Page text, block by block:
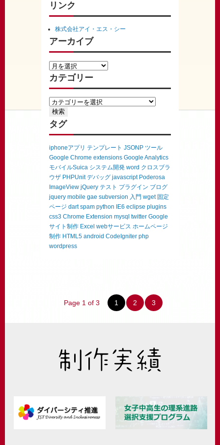
リンク
株式会社アイ・エス・シー
アーカイブ
カテゴリー
タグ
iphoneアプリ テンプレート JSONP ツール
Google Chrome extensions Google Analytics
モバイルSuica システム開発 word クロスブラ
ウザ PHPUnit デバッグ javascript Poderosa
ImageView jQuery テスト プラグイン ブログ
jquery mobile gae subversion 入門 wget 固定
ページ dart spam python IE6 eclipse plugins
css3 Chrome Extension mysql twitter Google
サイト制作 Excel webサービス ホームページ
制作 HTML5 android CodeIgniter php
wordpress
Page 1 of 3 1 2 3